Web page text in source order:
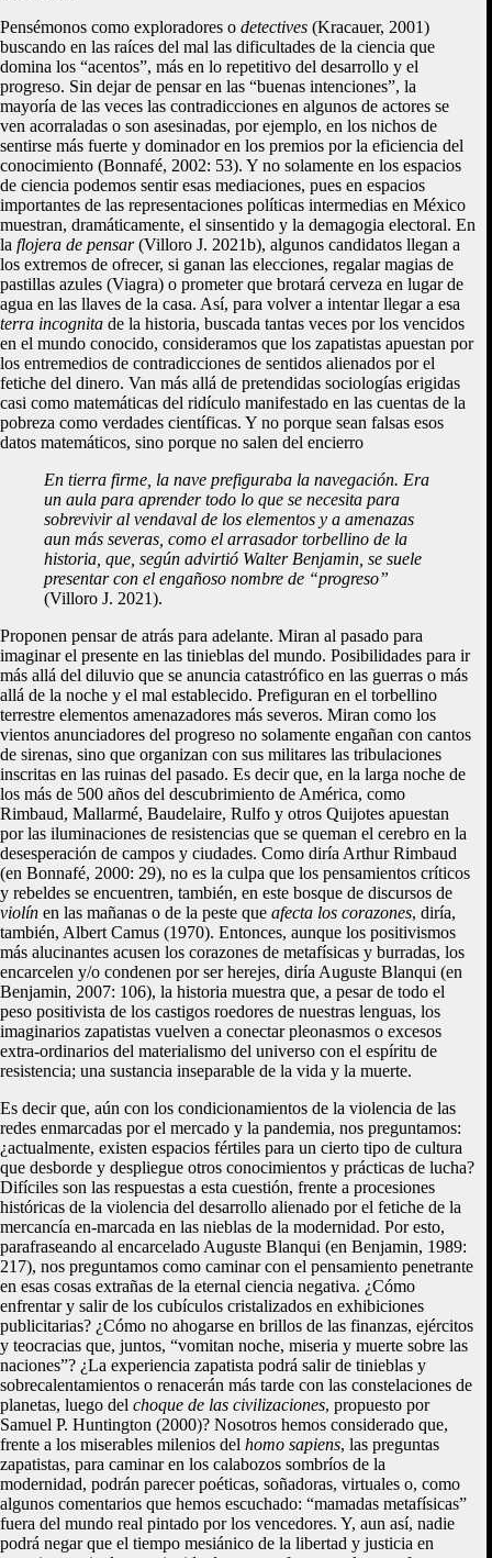
Pensémonos como exploradores o detectives (Kracauer, 2001)
buscando en las raíces del mal las dificultades de la ciencia que
domina los “acentos”, más en lo repetitivo del desarrollo y el
progreso. Sin dejar de pensar en las “buenas intenciones”, la
mayoría de las veces las contradicciones en algunos de actores se
ven acorraladas o son asesinadas, por ejemplo, en los nichos de
sentirse más fuerte y dominador en los premios por la eficiencia del
conocimiento (Bonnafé, 2002: 53). Y no solamente en los espacios
de ciencia podemos sentir esas mediaciones, pues en espacios
importantes de las representaciones políticas intermedias en México
muestran, dramáticamente, el sinsentido y la demagogia electoral. En
la flojera de pensar(Villoro J. 2021b), algunos candidatos llegan a
los extremos de ofrecer, si ganan las elecciones, regalar magias de
pastillas azules (Viagra) o prometer que brotará cerveza en lugar de
agua en las llaves de la casa. Así, para volver a intentar llegar a esa
terra incognita de la historia, buscada tantas veces por los vencidos
en el mundo conocido, consideramos que los zapatistas apuestan por
los entremedios de contradicciones de sentidos alienados por el
fetiche del dinero. Van más allá de pretendidas sociologías erigidas
casi como matemáticas del ridículo manifestado en las cuentas de la
pobreza como verdades científicas. Y no porque sean falsas esos
datos matemáticos, sino porque no salen del encierro
En tierra firme, la nave prefiguraba la navegación. Era
un aula para aprender todo lo que se necesita para
sobrevivir al vendaval de los elementos y a amenazas
aun más severas, como el arrasador torbellino de la
historia, que, según advirtió Walter Benjamin, se suele
presentar con el engañoso nombre de “progreso”
(Villoro J. 2021).
Proponen pensar de atrás para adelante. Miran al pasado para
imaginar el presente en las tinieblas del mundo. Posibilidades para ir
más allá del diluvio que se anuncia catastrófico en las guerras o más
allá de la noche y el mal establecido. Prefiguran en el torbellino
terrestre elementos amenazadores más severos. Miran como los
vientos anunciadores del progreso no solamente engañan con cantos
de sirenas, sino que organizan con sus militares las tribulaciones
inscritas en las ruinas del pasado. Es decir que, en la larga noche de
los más de 500 años del descubrimiento de América, como
Rimbaud, Mallarmé, Baudelaire, Rulfo y otros Quijotes apuestan
por las iluminaciones de resistencias que se queman el cerebro en la
desesperación de campos y ciudades. Como diría Arthur Rimbaud
(en Bonnafé, 2000: 29), no es la culpa que los pensamientos críticos
y rebeldes se encuentren, también, en este bosque de discursos de
violín en las mañanas o de la peste que afecta los corazones, diría,
también, Albert Camus (1970). Entonces, aunque los positivismos
más alucinantes acusen los corazones de metafísicas y burradas, los
encarcelen y/o condenen por ser herejes, diría Auguste Blanqui (en
Benjamin, 2007: 106), la historia muestra que, a pesar de todo el
peso positivista de los castigos roedores de nuestras lenguas, los
imaginarios zapatistas vuelven a conectar pleonasmos o excesos
extra-ordinarios del materialismo del universo con el espíritu de
resistencia; una sustancia inseparable de la vida y la muerte.
Es decir que, aún con los condicionamientos de la violencia de las
redes enmarcadas por el mercado y la pandemia, nos preguntamos:
¿actualmente, existen espacios fértiles para un cierto tipo de cultura
que desborde y despliegue otros conocimientos y prácticas de lucha?
Difíciles son las respuestas a esta cuestión, frente a procesiones
históricas de la violencia del desarrollo alienado por el fetiche de la
mercancía en-marcada en las nieblas de la modernidad. Por esto,
parafraseando al encarcelado Auguste Blanqui (en Benjamin, 1989:
217), nos preguntamos como caminar con el pensamiento penetrante
en esas cosas extrañas de la eternal ciencia negativa. ¿Cómo
enfrentar y salir de los cubículos cristalizados en exhibiciones
publicitarias? ¿Cómo no ahogarse en brillos de las finanzas, ejércitos
y teocracias que, juntos, “vomitan noche, miseria y muerte sobre las
naciones”? ¿La experiencia zapatista podrá salir de tinieblas y
sobrecalentamientos o renacerán más tarde con las constelaciones de
planetas, luego del choque de las civilizaciones, propuesto por
Samuel P. Huntington (2000)? Nosotros hemos considerado que,
frente a los miserables milenios del homo sapiens, las preguntas
zapatistas, para caminar en los calabozos sombríos de la
modernidad, podrán parecer poéticas, soñadoras, virtuales o, como
algunos comentarios que hemos escuchado: “mamadas metafísicas”
fuera del mundo real pintado por los vencedores. Y, aun así, nadie
podrá negar que el tiempo mesiánico de la libertad y justicia en